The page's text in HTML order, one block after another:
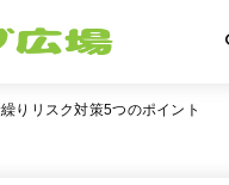
りリスク対策5つのポイント